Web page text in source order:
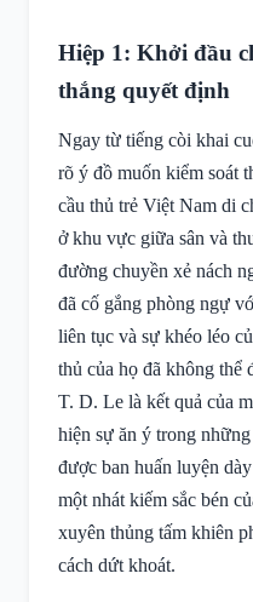
Hiệp 1: Khởi đầu
thắng quyết định
Ngay từ tiếng còi khai
rõ ý đồ muốn kiểm soát
cầu thủ trẻ Việt Nam di
ở khu vực giữa sân và
đường chuyền xẻ nách
đã cố gắng phòng ngự
liên tục và sự khéo léo
thủ của họ đã không thể
T. D. Le là kết quả của
hiện sự ăn ý trong
được ban huấn luyện
một nhát kiếm sắc bén
xuyên thủng tấm khiên
cách dứt khoát.